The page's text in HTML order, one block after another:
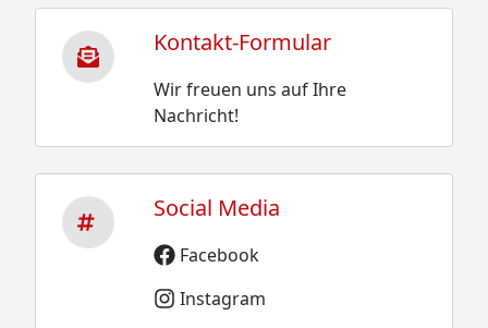
Kontakt-Formular
Wir freuen uns auf Ihre
Nachricht!
Social Media
Facebook
Instagram